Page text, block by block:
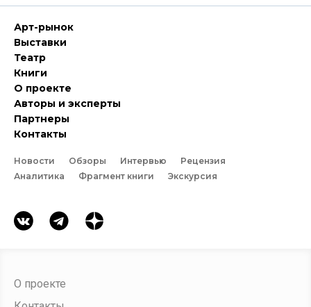
Арт-рынок
Выставки
Театр
Книги
О проекте
Авторы и эксперты
Партнеры
Контакты
Новости Обзоры Интервью
Рецензия
Аналитика
Фрагмент книги Экскурсия
О проекте